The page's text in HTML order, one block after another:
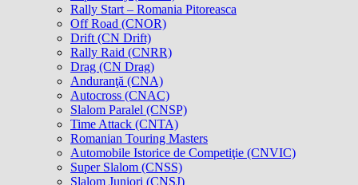
Rally Start – Romania Pitoreasca
Off Road (CNOR)
Drift (CN Drift)
Rally Raid (CNRR)
Drag (CN Drag)
Anduranţă (CNA)
Autocross (CNAC)
Slalom Paralel (CNSP)
Time Attack (CNTA)
Romanian Touring Masters
Automobile Istorice de Competiţie (CNVIC)
Super Slalom (CNSS)
Slalom Juniori (CNSJ)